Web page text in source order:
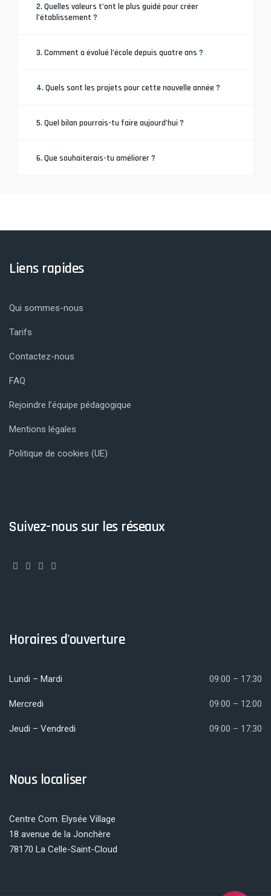
2. Quelles valeurs t’ont le plus guidé pour créer
l’établissement ?
3. Comment a évolué l’école depuis quatre ans ?
4. Quels sont les projets pour cette nouvelle année ?
5. Quel bilan pourrais-tu faire aujourd’hui ?
6. Que souhaiterais-tu améliorer ?
Liens rapides
Qui sommes-nous
Tarifs
Contactez-nous
FAQ
Rejoindre l’équipe pédagogique
Mentions légales
Politique de cookies (UE)
Suivez-nous sur les réseaux
Horaires d'ouverture
Lundi – Mardi 09:00 – 17:30
Mercredi 09:00 – 12:00
Jeudi – Vendredi 09:00 – 17:30
Nous localiser
Centre Com. Elysée Village
18 avenue de la Jonchère
78170 La Celle-Saint-Cloud